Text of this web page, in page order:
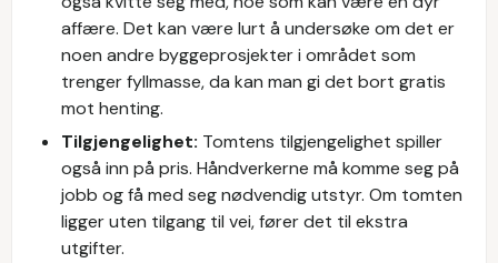
affære. Det kan være lurt å undersøke om det er
noen andre byggeprosjekter i området som
trenger fyllmasse, da kan man gi det bort gratis
mot henting.
Tilgjengelighet: Tomtens tilgjengelighet spiller
også inn på pris. Håndverkerne må komme seg på
jobb og få med seg nødvendig utstyr. Om tomten
ligger uten tilgang til vei, fører det til ekstra
utgifter.